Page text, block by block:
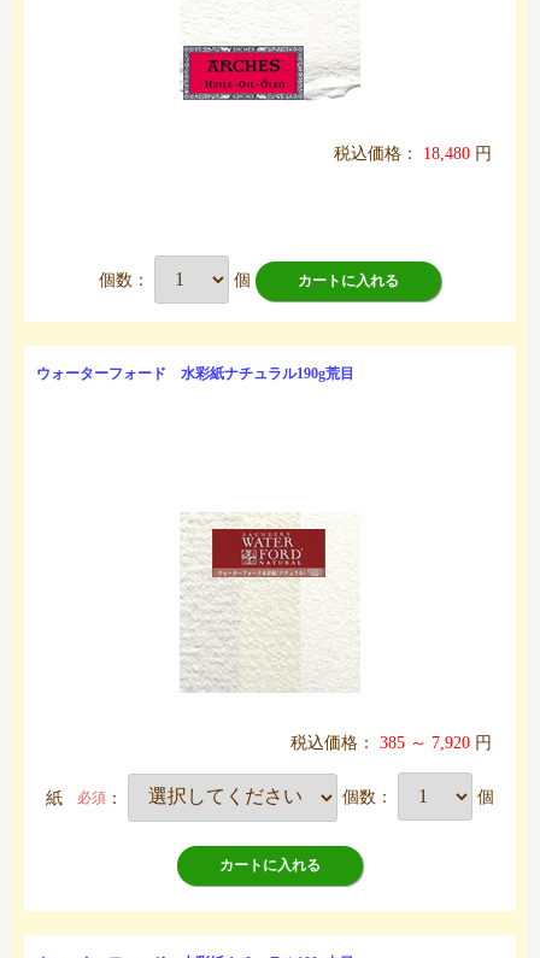
税込価格： 18,480 円
個数： 個 カートに入れる
ウォーターフォード 水彩紙ナチュラル190g荒目
税込価格： 385 ～ 7,920 円
紙 必須 ： 個数： 個
カートに入れる